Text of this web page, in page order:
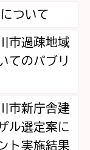
ついて
市過疎地域
てのパブリ
市新庁舎建
ル選定案に
ト実施結果